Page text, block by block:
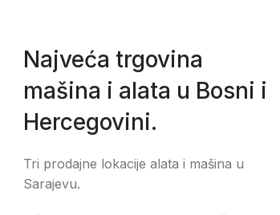
Najveća trgovina
mašina i alata u Bosni i
Hercegovini.
Tri prodajne lokacije alata i mašina u
Sarajevu.